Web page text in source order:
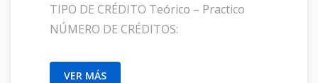
TIPO DE CRÉDITO Teórico – Practico
NÚMERO DE CRÉDITOS:
VER MÁS